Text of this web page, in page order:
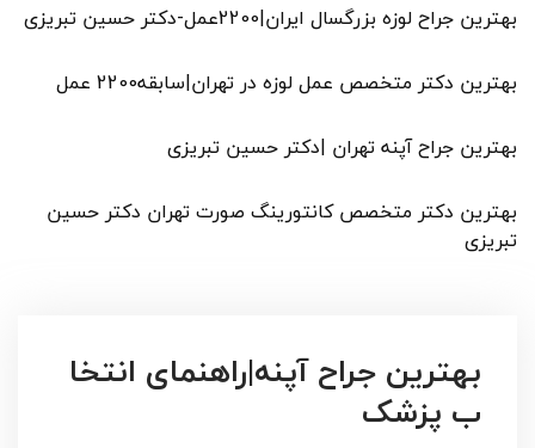
بهترین جراح لوزه بزرگسال ایران|2200عمل-دکتر حسین تبریزی
بهترین دکتر متخصص عمل لوزه در تهران|سابقه2200 عمل
بهترین جراح آپنه تهران |دکتر حسین تبریزی
بهترین دکتر متخصص کانتورینگ صورت تهران دکتر حسین
تبریزی
بهترین جراح آپنه|راهنمای انتخا
ب پزشک